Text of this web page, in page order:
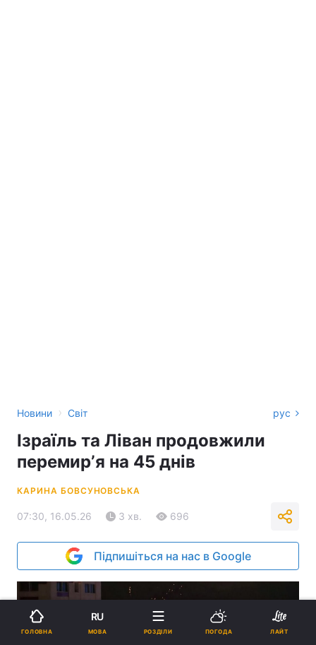
Новини › Світ рус
Ізраїль та Ліван продовжили
перемирʼя на 45 днів
КАРИНА БОВСУНОВСЬКА
07:30, 16.05.26 3 хв. 696
Підпишіться на нас в Google
ГОЛОВНА
RU
МОВА РОЗДІЛИ ПОГОДА ЛАЙТ